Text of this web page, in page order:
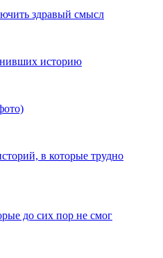
здравый смысл
историю
в которые трудно
до сих пор не смог